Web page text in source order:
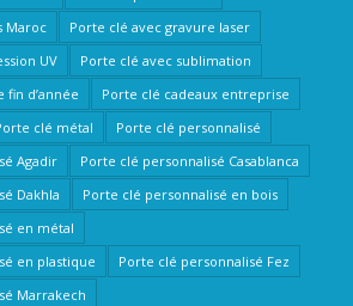
Maroc
Porte clé avec gravure laser
UV
Porte clé avec sublimation
fin d’année
Porte clé cadeaux entreprise
clé métal
Porte clé personnalisé
Agadir
Porte clé personnalisé Casablanca
Dakhla
Porte clé personnalisé en bois
en métal
en plastique
Porte clé personnalisé Fez
Marrakech